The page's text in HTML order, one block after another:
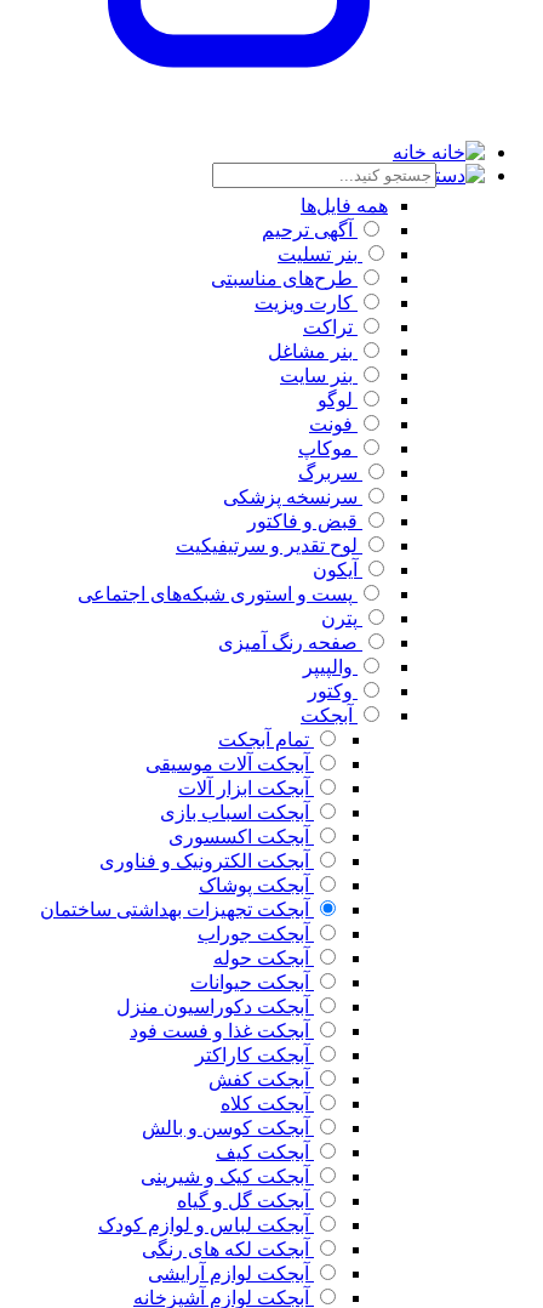
خانه
دسته بندی
همه فایل‌ها
آگهی ترحیم
بنر تسلیت
طرح‌های مناسبتی
کارت ویزیت
تراکت
بنر مشاغل
بنر سایت
لوگو
فونت
موکاپ
سربرگ
سرنسخه پزشکی
قبض و فاکتور
لوح تقدیر و سرتیفیکیت
آیکون
پست و استوری شبکه‌های اجتماعی
پترن
صفحه رنگ آمیزی
والپیپر
وکتور
آبجکت
تمام آبجکت
آبجکت آلات موسیقی
آبجکت ابزار آلات
آبجکت اسباب بازی
آبجکت اکسسوری
آبجکت الکترونیک و فناوری
آبجکت پوشاک
آبجکت تجهیزات بهداشتی ساختمان
آبجکت جوراب
آبجکت حوله
آبجکت حیوانات
آبجکت دکوراسیون منزل
آبجکت غذا و فست فود
آبجکت کاراکتر
آبجکت کفش
آبجکت کلاه
آبجکت کوسن و بالش
آبجکت کیف
آبجکت کیک و شیرینی
آبجکت گل و گیاه
آبجکت لباس و لوازم کودک
آبجکت لکه های رنگی
آبجکت لوازم آرایشی
آبجکت لوازم آشپزخانه